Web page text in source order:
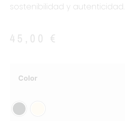
sostenibilidad y autenticidad.
45,00 €
Color